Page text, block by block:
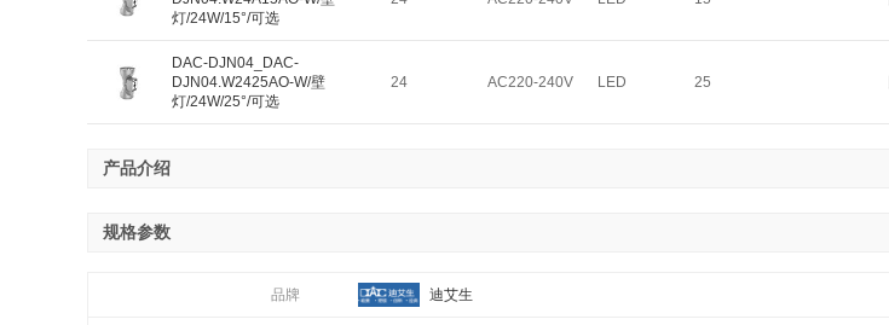
灯/24W/15°/可选
DAC-DJN04_DAC-
DJN04.W2425AO-W/壁
灯/24W/25°/可选
24 AC220-240V LED 25
产品介绍
规格参数
品牌 迪艾生